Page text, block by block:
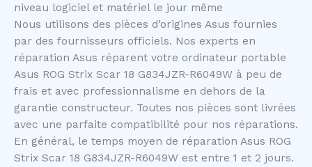
niveau logiciel et matériel le jour même
Nous utilisons des pièces d’origines Asus fournies
par des fournisseurs officiels. Nos experts en
réparation Asus réparent votre ordinateur portable
Asus ROG Strix Scar 18 G834JZR-R6049W à peu de
frais et avec professionnalisme en dehors de la
garantie constructeur. Toutes nos pièces sont livrées
avec une parfaite compatibilité pour nos réparations.
En général, le temps moyen de réparation Asus ROG
Strix Scar 18 G834JZR-R6049W est entre 1 et 2 jours.